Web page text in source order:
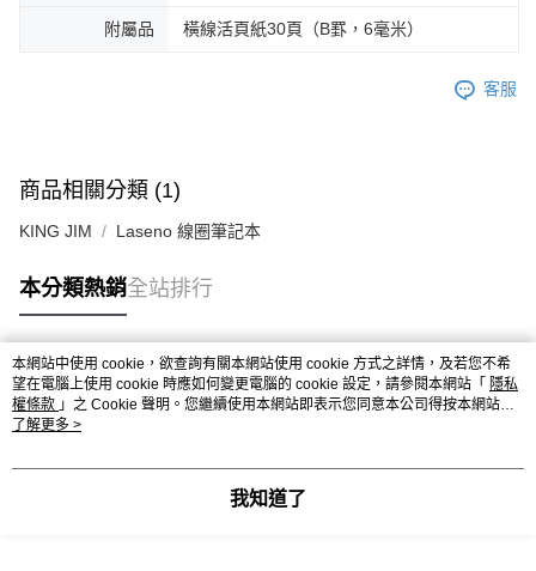
附屬品 橫線活頁紙30頁（B罫，6毫米）
客服
商品相關分類 (1)
KING JIM Laseno 線圈筆記本
本分類熱銷全站排行
熱門標籤
本網站中使用 cookie，欲查詢有關本網站使用 cookie 方式之詳情，及若您不希
望在電腦上使用 cookie 時應如何變更電腦的 cookie 設定，請參閱本網站「 隱私
權條款 」之 Cookie 聲明。您繼續使用本網站即表示您同意本公司得按本網站使
用條款之 Cookie 聲明使用 cookie。
了解更多 >
我知道了